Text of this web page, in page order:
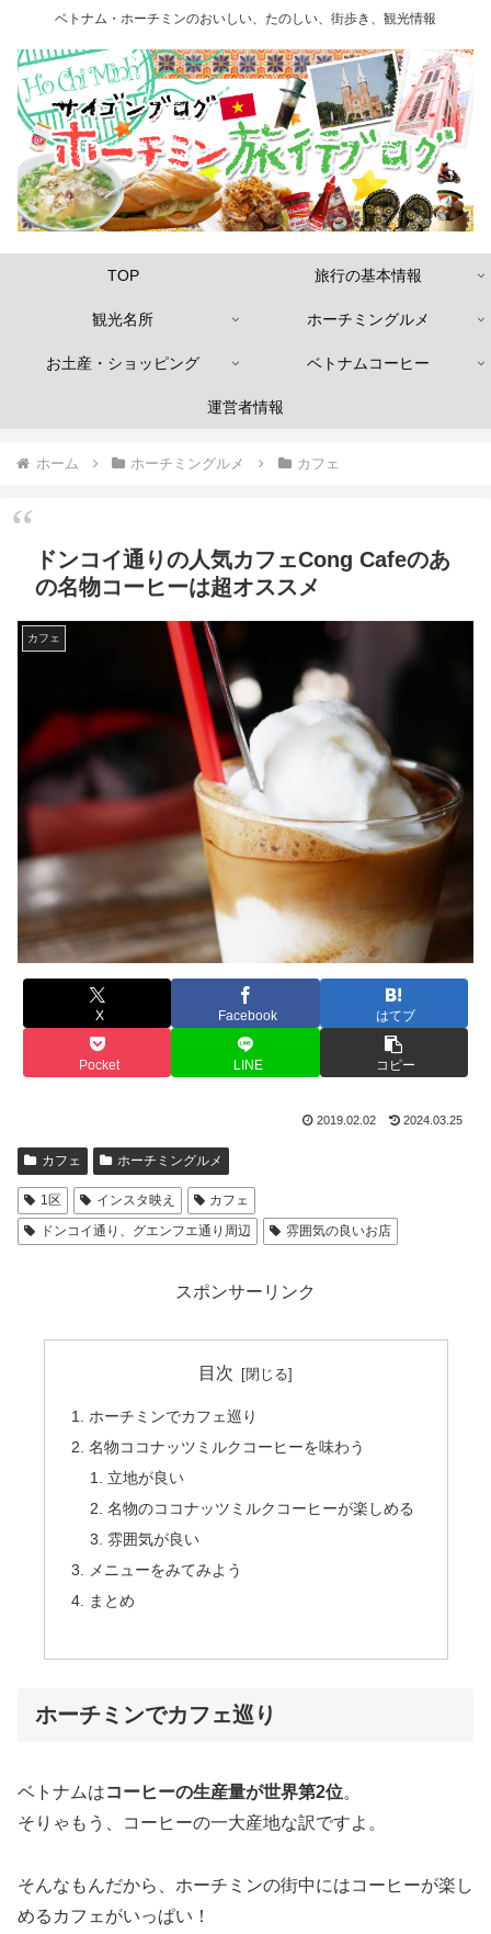
ベトナム・ホーチミンのおいしい、たのしい、街歩き、観光情報
TOP 旅行の基本情報
観光名所 ホーチミングルメ
お土産・ショッピング ベトナムコーヒー
運営者情報
ホーム ホーチミングルメ カフェ
ドンコイ通りの人気カフェCong Cafeのあ
の名物コーヒーは超オススメ
カフェ
X Facebook はてブ
Pocket LINE コピー
2019.02.02 2024.03.25
カフェ ホーチミングルメ
1区 インスタ映え
カフェ
ドンコイ通り、グエンフエ通り周辺
雰囲気の良いお店
スポンサーリンク
目次
ホーチミンでカフェ巡り
名物ココナッツミルクコーヒーを味わう
立地が良い
名物のココナッツミルクコーヒーが楽しめる
雰囲気が良い
メニューをみてみよう
まとめ
ホーチミンでカフェ巡り
ベトナムはコーヒーの生産量が世界第2位。
そりゃもう、コーヒーの一大産地な訳ですよ。
そんなもんだから、ホーチミンの街中にはコーヒーが楽し
めるカフェがいっぱい！